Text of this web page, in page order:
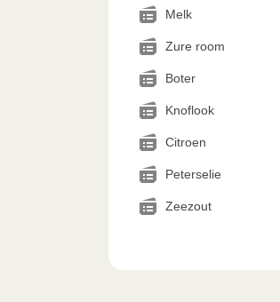
Melk
Zure room
Boter
Knoflook
Citroen
Peterselie
Zeezout